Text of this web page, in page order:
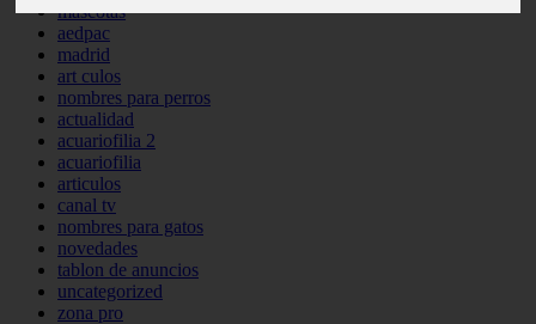
mascotas
aedpac
madrid
art culos
nombres para perros
actualidad
acuariofilia 2
acuariofilia
articulos
canal tv
nombres para gatos
novedades
tablon de anuncios
uncategorized
zona pro